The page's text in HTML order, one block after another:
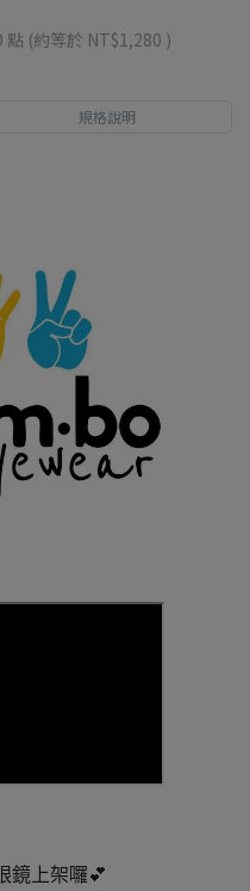
點 (約等於 NT$1,280 )
規格說明
鏡上架囉💕